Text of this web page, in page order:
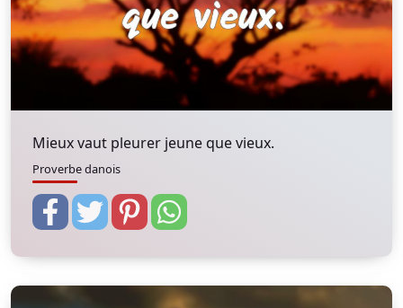
Mieux vaut pleurer jeune que vieux.
Proverbe danois